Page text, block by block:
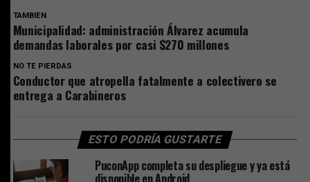
TAMBIEN
Municipalidad: administración Álvarez acumula
demandas laborales por casi $270 millones
NO TE PIERDAS
Conductor que atropella fatalmente a colectivero se
entrega a Carabineros
ESTO PODRÍA GUSTARTE
PuconApp completa su despliegue y ya está
disponible en Android